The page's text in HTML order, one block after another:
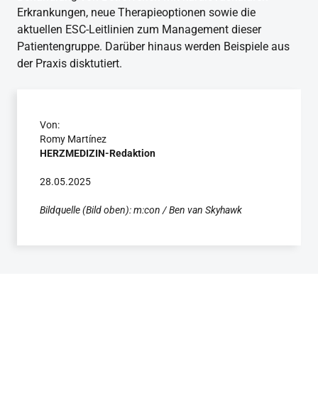
Erkrankungen, neue Therapieoptionen sowie die
aktuellen ESC-Leitlinien zum Management dieser
Patientengruppe. Darüber hinaus werden Beispiele aus
der Praxis disktutiert.
Von:
Romy Martínez
HERZMEDIZIN-Redaktion
28.05.2025
Bildquelle (Bild oben): m:con / Ben van Skyhawk